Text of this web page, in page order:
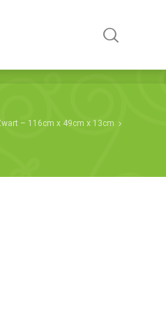
– 116cm x 49cm x 13cm